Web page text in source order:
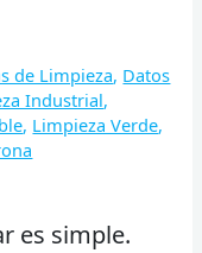
de Limpieza, Datos
Industrial,
, Limpieza Verde,
es simple.